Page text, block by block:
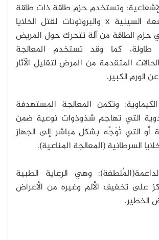
وتستخدم حزم طاقة ذات طاقة
عالية، مثل الأشعة السينية x والبروتونات لقتل الخلايا
حزم الطاقة من آلة تتحرك حول المريض
كما وقد تستخدم المعالجة
المتقدمة من المرض لتقليل الآثار
الورم الكبير.
وتكمن المعالجة المستهدفة
التي تهاجم شذوذوات نوعية ضمن
أو التي تُوَجَّه بشكل مباشر إلى الجهاز
السرطانية (المعالجة المناعية).
وهي الرعاية الطبية
على تخفيف الألم وغيره من الأعراض
الخطير.